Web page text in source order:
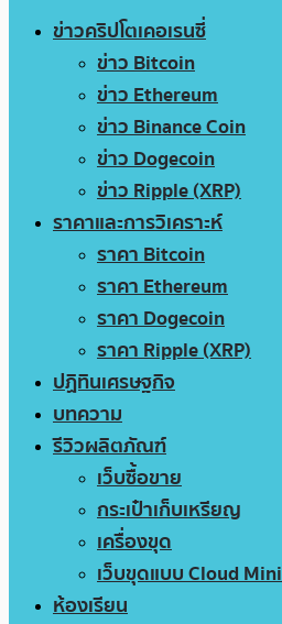
ข่าวคริปโตเคอเรนซี่
ข่าว Bitcoin
ข่าว Ethereum
ข่าว Binance Coin
ข่าว Dogecoin
ข่าว Ripple (XRP)
ราคาและการวิเคราะห์
ราคา Bitcoin
ราคา Ethereum
ราคา Dogecoin
ราคา Ripple (XRP)
ปฏิทินเศรษฐกิจ
บทความ
รีวิวผลิตภัณฑ์
เว็บซื้อขาย
กระเป๋าเก็บเหรียญ
เครื่องขุด
เว็บขุดแบบ Cloud
ห้องเรียน